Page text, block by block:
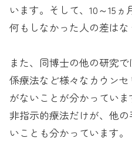
います。そして、10～15
何もしなかった人の差はな
また、同博士の他の研究
係療法など様々なカウン
がないことが分かっていま
非指示的療法だけが、他
いことも分かっています。